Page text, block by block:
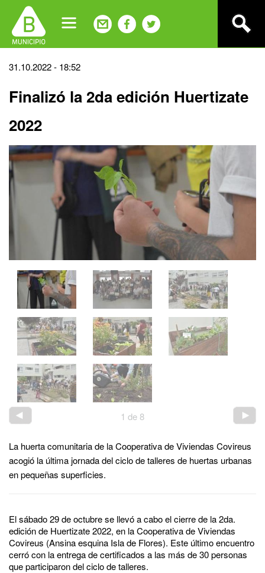
navigation
Back
top
31.10.2022 - 18:52
Finalizó la 2da edición Huertizate
2022
1 de 8
La huerta comunitaria de la Cooperativa de Viviendas Covireus
acogió la última jornada del ciclo de talleres de huertas urbanas
en pequeñas superficies.
El sábado 29 de octubre se llevó a cabo el cierre de la 2da.
edición de Huertizate 2022, en la Cooperativa de Viviendas
Covireus (Ansina esquina Isla de Flores). Este último encuentro
cerró con la entrega de certificados a las más de 30 personas
que participaron del ciclo de talleres.